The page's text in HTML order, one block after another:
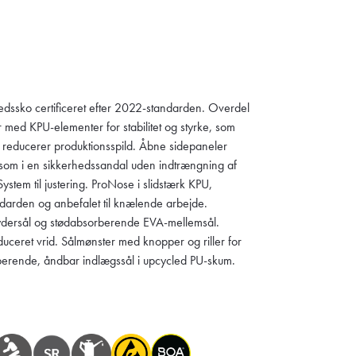
certificeret efter 2022-standarden. Overdel
KPU-elementer for stabilitet og styrke, som
produktionsspild. Åbne sidepaneler
i en sikkerhedssandal uden indtrængning af
til justering. ProNose i slidstærk KPU,
og anbefalet til knælende arbejde.
og stødabsorberende EVA-mellemsål.
vrid. Sålmønster med knopper og riller for
åndbar indlægssål i upcycled PU-skum.